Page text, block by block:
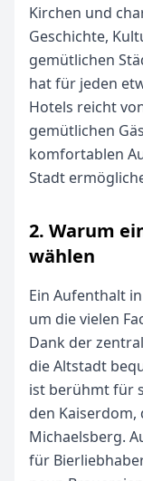
Kirchen und
Geschichte,
gemütlichen
hat für jeden
Hotels reicht
gemütlichen
komfortablen
Stadt
2. Warum
wählen
Ein Aufenthalt
um die vielen
Dank der
die Altstadt
ist berühmt für
den Kaiserdom,
Michaelsberg.
für